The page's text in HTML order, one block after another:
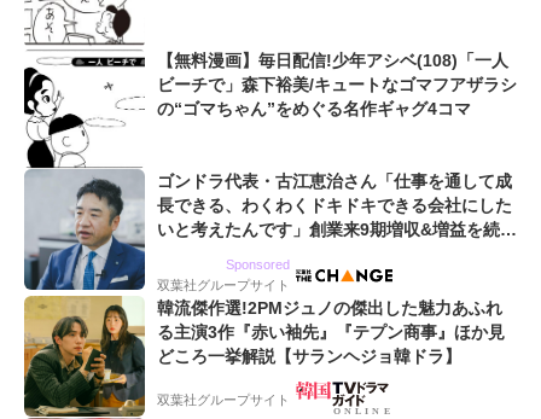
【無料漫画】毎日配信!少年アシベ(108)「一人
ビーチで」森下裕美/キュートなゴマフアザラシ
の“ゴマちゃん”をめぐる名作ギャグ4コマ
ゴンドラ代表・古江恵治さん「仕事を通して成
長できる、わくわくドキドキできる会社にした
いと考えたんです」創業来9期増収&増益を続け
Sponsored
双葉社グループサイト
韓流傑作選!2PMジュノの傑出した魅力あふれ
る主演3作『赤い袖先』『テプン商事』ほか見
どころ一挙解説【サランヘジョ韓ドラ】
双葉社グループサイト